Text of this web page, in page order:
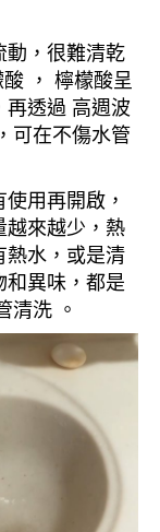
動，很難清乾
， 檸檬酸呈
透過 高週波
可在不傷水管
用再開啟，
越來越少，熱
熱水，或是清
異味，都是
清洗 。